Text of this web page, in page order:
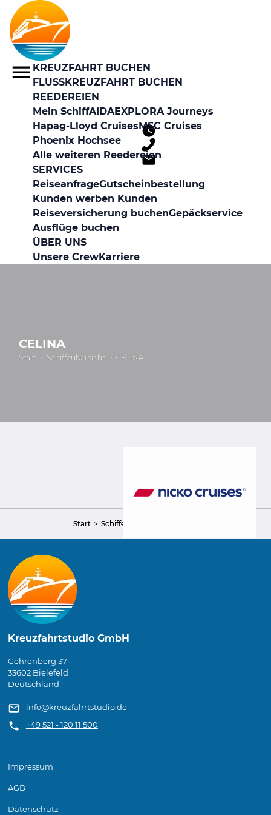
KREUZFAHRT BUCHEN
FLUSSKREUZFAHRT BUCHEN
REEDEREIEN
Mein SchiffAIDAEXPLORA Journeys
Hapag-Lloyd CruisesMSC Cruises
Phoenix Hochsee
Alle weiteren Reedereien
SERVICES
ReiseanfrageGutscheinbestellung
Kunden werben Kunden
Reiseversicherung buchenGepäckservice
Ausflüge buchen
ÜBER UNS
Unsere CrewKarriere
CELINA
Start Schiffeübersicht CELINA
Start Schiffeübersicht
Kreuzfahrtstudio GmbH
Gehrenberg 37
33602 Bielefeld
Deutschland
info@kreuzfahrtstudio.de
+49 521 - 120 11 500
Impressum
AGB
Datenschutz